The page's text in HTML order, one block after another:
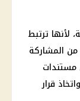
لأنها ترتبط
المشاركة
مستندات
قرار